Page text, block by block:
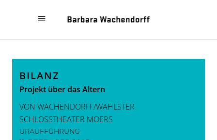
BILANZ
Projekt über das Altern
VON WACHENDORFF/WAHLSTER
SCHLOSSTHEATER MOERS
URAUFFÜHRUNG